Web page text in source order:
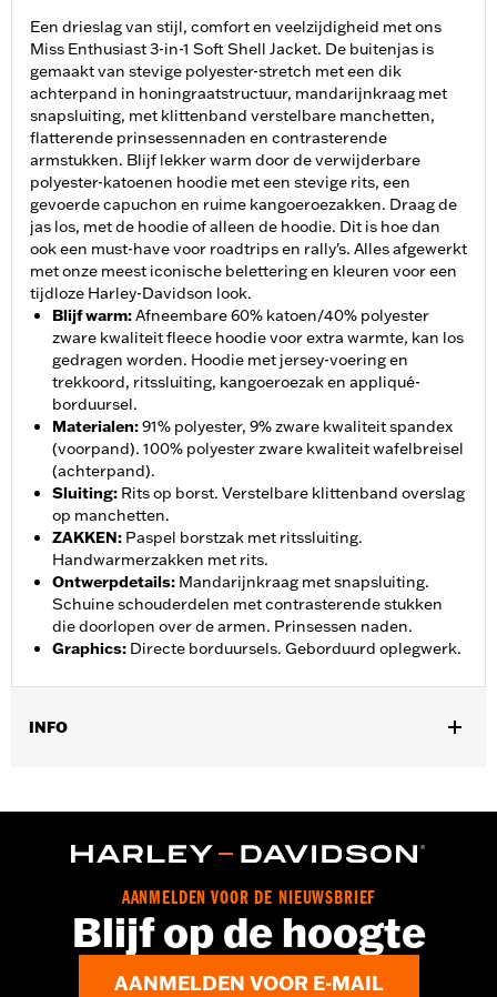
Een drieslag van stijl, comfort en veelzijdigheid met ons
Miss Enthusiast 3-in-1 Soft Shell Jacket. De buitenjas is
gemaakt van stevige polyester-stretch met een dik
achterpand in honingraatstructuur, mandarijnkraag met
snapsluiting, met klittenband verstelbare manchetten,
flatterende prinsessennaden en contrasterende
armstukken. Blijf lekker warm door de verwijderbare
polyester-katoenen hoodie met een stevige rits, een
gevoerde capuchon en ruime kangoeroezakken. Draag de
jas los, met de hoodie of alleen de hoodie. Dit is hoe dan
ook een must-have voor roadtrips en rally's. Alles afgewerkt
met onze meest iconische belettering en kleuren voor een
tijdloze Harley-Davidson look.
Blijf warm:Afneembare 60% katoen/40% polyester
zware kwaliteit fleece hoodie voor extra warmte, kan los
gedragen worden. Hoodie met jersey-voering en
trekkoord, ritssluiting, kangoeroezak en appliqué-
borduursel.
Materialen:91% polyester, 9% zware kwaliteit spandex
(voorpand). 100% polyester zware kwaliteit wafelbreisel
(achterpand).
Sluiting: Rits op borst. Verstelbare klittenband overslag
op manchetten.
ZAKKEN: Paspel borstzak met ritssluiting.
Handwarmerzakken met rits.
Ontwerpdetails: Mandarijnkraag met snapsluiting.
Schuine schouderdelen met contrasterende stukken
die doorlopen over de armen. Prinsessen naden.
Graphics: Directe borduursels. Geborduurd oplegwerk.
INFO
Functionele features:Met capuchon,Rits op borst,Zakken,
GARANTIE:2 jaar beperkte garantie - Ga naarwww.h-
d.com/garantievoor meer info
Jacket Style: 3-in-1
Herkomst:Geïmporteerd
AANMELDEN VOOR DE NIEUWSBRIEF
Blijf op de hoogte
AANMELDEN VOOR E-MAIL